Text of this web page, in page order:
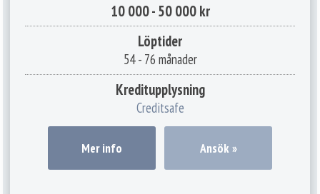
10 000 - 50 000 kr
Löptider
54 - 76 månader
Kreditupplysning
Creditsafe
Mer info Ansök »